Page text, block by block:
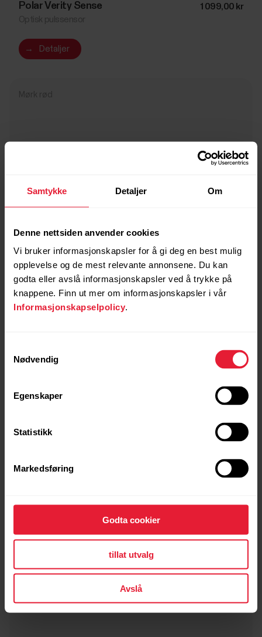
Samtykke Detaljer Om
Denne nettsiden anvender cookies
Vi bruker informasjonskapsler for å gi deg en best mulig
opplevelse og de mest relevante annonsene. Du kan
godta eller avslå informasjonskapsler ved å trykke på
knappene. Finn ut mer om informasjonskapsler i vår
Informasjonskapselpolicy.
Nødvendig
Egenskaper
Statistikk
Markedsføring
Godta cookier
tillat utvalg
Avslå
Polar Verity Sense 1 099,00 kr
→ Detaljer